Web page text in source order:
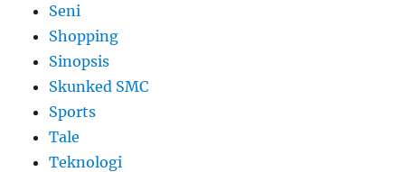
Seni
Shopping
Sinopsis
Skunked SMC
Sports
Tale
Teknologi